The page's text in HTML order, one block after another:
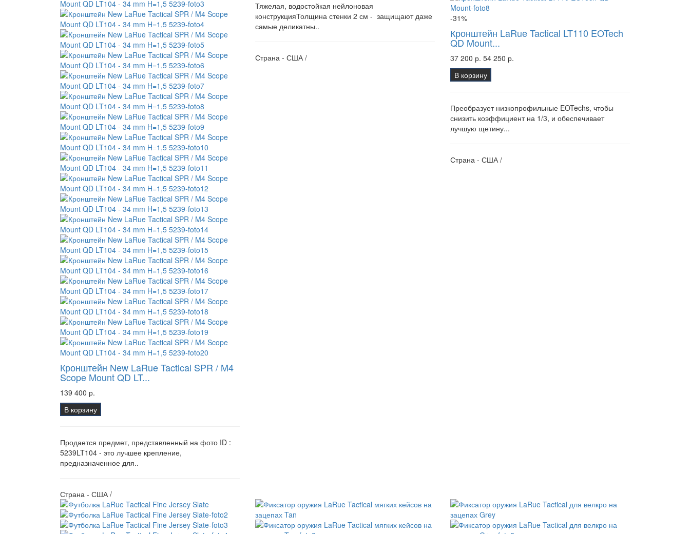
Кронштейн New LaRue Tactical SPR / M4
Scope Mount QD LT...
139 400 р.
В корзину
Продается предмет, представленный на фото ID :
5239LT104 - это лучшее крепление,
предназначенное для..
Страна - США /
Тяжелая, водостойкая нейлоновая
конструкцияТолщина стенки 2 см - защищают даже
самые деликатны..
Страна - США /
-31%
Кронштейн LaRue Tactical LT110 EOTech
QD Mount...
37 200 р. 54 250 р.
В корзину
Преобразует низкопрофильные EOTechs, чтобы
снизить коэффициент на 1/3, и обеспечивает
лучшую щетину...
Страна - США /